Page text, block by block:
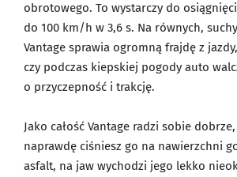
obrotowego. To wystarczy do
do 100 km/h w 3,6 s. Na równych,
Vantage sprawia ogromną frajdę z
czy podczas kiepskiej pogody auto
o przyczepność i trakcję.
Jako całość Vantage radzi sobie
naprawdę ciśniesz go na nawierzchni
asfalt, na jaw wychodzi jego lekko